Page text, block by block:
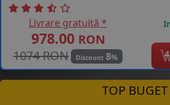
Livrare gratuită *
978.00 RON
1074 RON
Discount 8%
4
TOP BUGET